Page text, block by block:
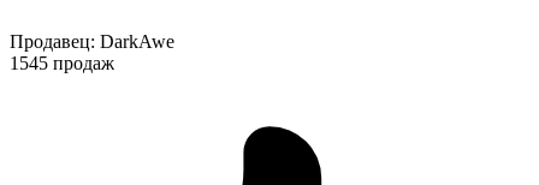
Продавец: DarkAwe
1545 продаж